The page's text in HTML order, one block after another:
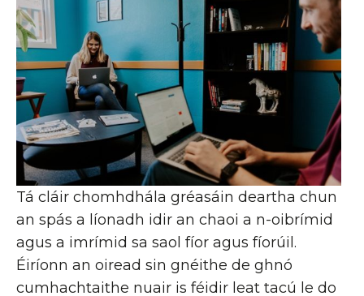
Tá cláir chomhdhála gréasáin deartha chun
an spás a líonadh idir an chaoi a n-oibrímid
agus a imrímid sa saol fíor agus fíorúil.
Éiríonn an oiread sin gnéithe de ghnó
cumhachtaithe nuair is féidir leat tacú le do